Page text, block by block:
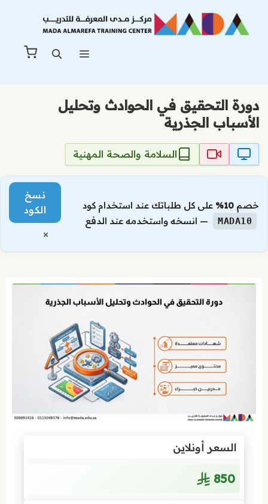
المحتوى
دورة التحقيق في الحوادث وتحليل
الأسباب الجذرية
السلامة والصحة المهنية
خصم 10% على كل طلباتك عند استخدام كود
MADA10 — انسخه واستخدمه عند الدفع
نسخ
الكود
×
السعر أونلاين
850